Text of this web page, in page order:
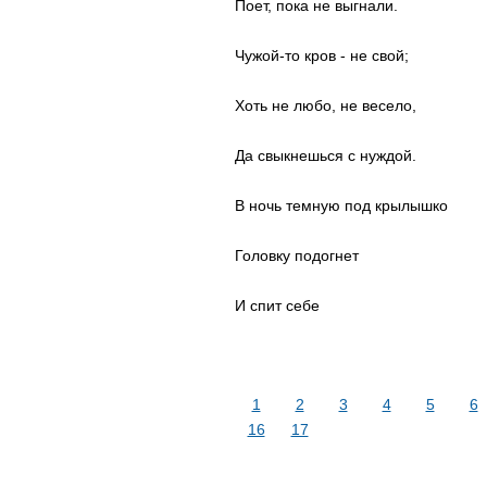
Поет, пока не выгнали.
Чужой-то кров - не свой;
Хоть не любо, не весело,
Да свыкнешься с нуждой.
В ночь темную под крылышко
Головку подогнет
И спит себе
1 2 3 4 5 6
16
17